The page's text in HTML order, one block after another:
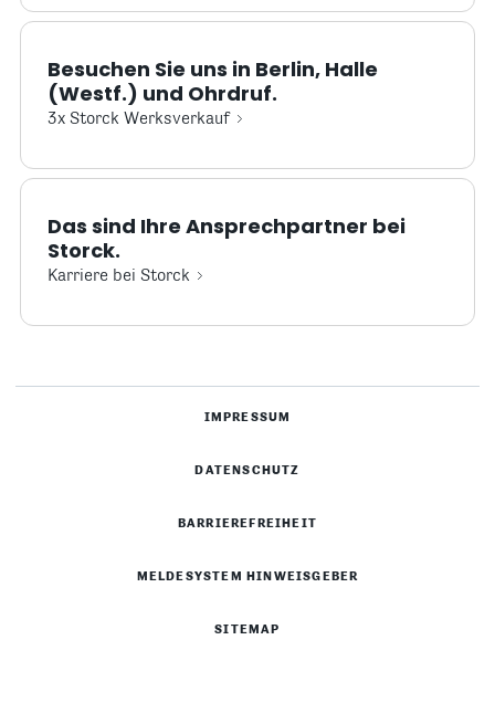
Besuchen Sie uns in Berlin, Halle
(Westf.) und Ohrdruf.
3x Storck Werksverkauf
Das sind Ihre Ansprechpartner bei
Storck.
Karriere bei Storck
IMPRESSUM
DATENSCHUTZ
BARRIEREFREIHEIT
MELDESYSTEM HINWEISGEBER
SITEMAP